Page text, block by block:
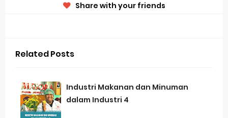
Share with your friends
Related Posts
Industri Makanan dan Minuman
dalam Industri 4